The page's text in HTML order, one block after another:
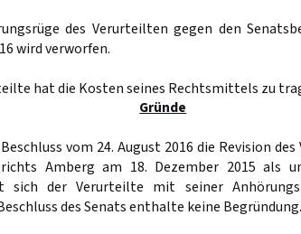
des Verurteilten gegen den
wird verworfen.
hat die Kosten seines Rechtsmittels zu
Gründe
vom 24. August 2016 die Revision
Amberg am 18. Dezember 2015 als
sich der Verurteilte mit seiner
des Senats enthalte keine Begründung.